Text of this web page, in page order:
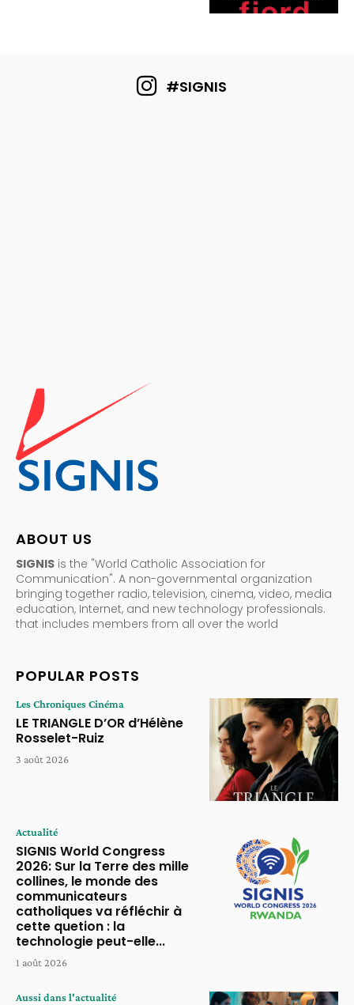
#SIGNIS
ABOUT US
SIGNIS is the "World Catholic Association for
Communication". A non-governmental organization
bringing together radio, television, cinema, video, media
education, Internet, and new technology professionals.
that includes members from all over the world
POPULAR POSTS
Les Chroniques Cinéma
LE TRIANGLE D’OR d’Hélène
Rosselet-Ruiz
3 août 2026
Actualité
SIGNIS World Congress
2026: Sur la Terre des mille
collines, le monde des
communicateurs
catholiques va réfléchir à
cette quetion : la
technologie peut-elle...
1 août 2026
Aussi dans l'actualité